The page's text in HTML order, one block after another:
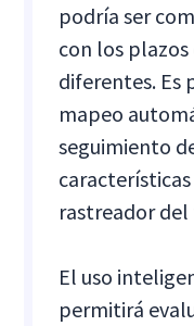
podría ser
con los
diferentes. Es
mapeo
seguimiento
rastreador
El uso
permitirá